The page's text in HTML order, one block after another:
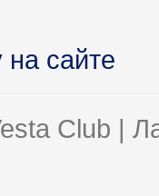
на сайте
Club |